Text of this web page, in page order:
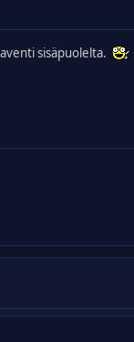
sisäpuolelta.